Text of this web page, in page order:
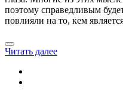
поэтому справедливым
повлияли на то, кем
Читать далее